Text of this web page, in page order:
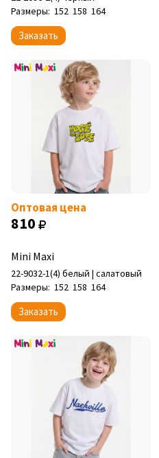
Размеры: 152 158 164
Заказать
Оптовая цена
810
Mini Maxi
22-9032-1(4) белый | салатовый
Размеры: 152 158 164
Заказать